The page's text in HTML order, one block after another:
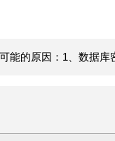
能的原因：1、数据库